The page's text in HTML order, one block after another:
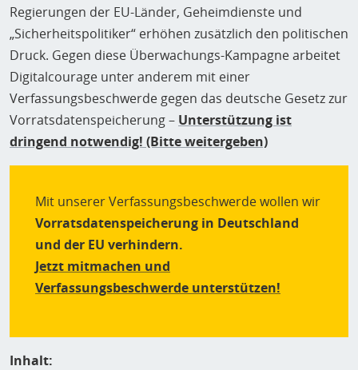
Regierungen der EU-Länder, Geheimdienste und
„Sicherheitspolitiker“ erhöhen zusätzlich den politischen
Druck. Gegen diese Überwachungs-Kampagne arbeitet
Digitalcourage unter anderem mit einer
Verfassungsbeschwerde gegen das deutsche Gesetz zur
Vorratsdatenspeicherung – Unterstützung ist
dringend notwendig! (Bitte weitergeben)
Mit unserer Verfassungsbeschwerde wollen wir
Vorratsdatenspeicherung in Deutschland
und der EU verhindern.
Jetzt mitmachen und
Verfassungsbeschwerde unterstützen!
Inhalt: